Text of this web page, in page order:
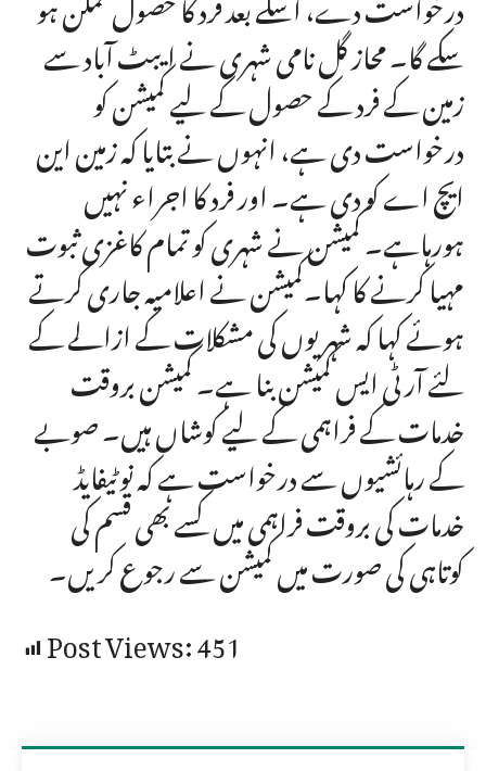
سکے گا۔ محاز گل نامی شہری نے ایبٹ آباد سے
زمین کے فرد کے حصول کے لیے کمیشن کو
درخواست دی ہے، انہوں نے بتایا کہ زمین این
ایچ اے کو دی ہے۔ اور فرد کا اجراء نہیں
ہورہاہے۔ کمیشن نے شہری کو تمام کاغزی ثبوت
مہیا کرنے کا کہا۔کمیشن نے اعلامیہ جاری کرتے
ہوئے کہا کہ شہریوں کی مشکلات کے ازالے کے
لئے آر ٹی ایس کمیشن بنا ہے۔ کمیشن بروقت
خدمات کے فراہمی کے لیے کوشاں ہیں۔ صوبے
کے رہائشیوں سے درخواست ہے کہ نوٹیفایڈ
خدمات کی بروقت فراہمی میں کسے بھی قسم کی
کوتاہی کی صورت میں کمیشن سے رجوع کریں۔
Post Views:451